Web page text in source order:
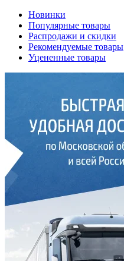
Новинки
Популярные товары
Распродажи и скидки
Рекомендуемые товары
Уцененные товары